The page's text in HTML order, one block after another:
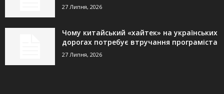
27 Липня, 2026
Чому китайський «хайтек» на українських
дорогах потребує втручання програміста
27 Липня, 2026